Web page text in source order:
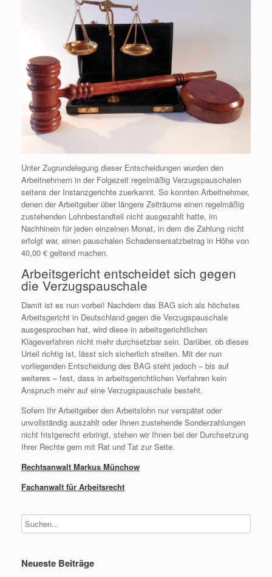
Unter Zugrundelegung dieser Entscheidungen wurden den
Arbeitnehmern in der Folgezeit regelmäßig Verzugspauschalen
seitens der Instanzgerichte zuerkannt. So konnten Arbeitnehmer,
denen der Arbeitgeber über längere Zeiträume einen regelmäßig
zustehenden Lohnbestandteil nicht ausgezahlt hatte, im
Nachhinein für jeden einzelnen Monat, in dem die Zahlung nicht
erfolgt war, einen pauschalen Schadensersatzbetrag in Höhe von
40,00 € geltend machen.
Arbeitsgericht entscheidet sich gegen
die Verzugspauschale
Damit ist es nun vorbei! Nachdem das BAG sich als höchstes
Arbeitsgericht in Deutschland gegen die Verzugspauschale
ausgesprochen hat, wird diese in arbeitsgerichtlichen
Klageverfahren nicht mehr durchsetzbar sein. Darüber, ob dieses
Urteil richtig ist, lässt sich sicherlich streiten. Mit der nun
vorliegenden Entscheidung des BAG steht jedoch – bis auf
weiteres – fest, dass in arbeitsgerichtlichen Verfahren kein
Anspruch mehr auf eine Verzugspauschale besteht.
Sofern Ihr Arbeitgeber den Arbeitslohn nur verspätet oder
unvollständig auszahlt oder Ihnen zustehende Sonderzahlungen
nicht fristgerecht erbringt, stehen wir Ihnen bei der Durchsetzung
Ihrer Rechte gern mit Rat und Tat zur Seite.
Rechtsanwalt Markus Münchow
Fachanwalt für Arbeitsrecht
Neueste Beiträge